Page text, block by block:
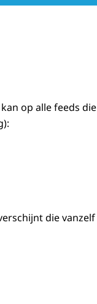
op alle feeds die
die vanzelf